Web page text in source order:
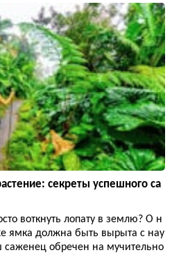
секреты успешного са
воткнуть лопату в землю? О н
ямка должна быть вырыта с нау
обречен на мучительно